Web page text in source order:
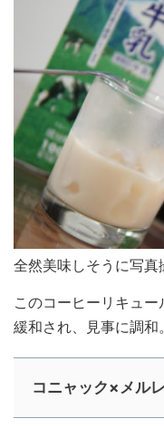
全然美味しそうに写真
このコーヒーリキュ
緩和され、見事に調和
コニャック×メル